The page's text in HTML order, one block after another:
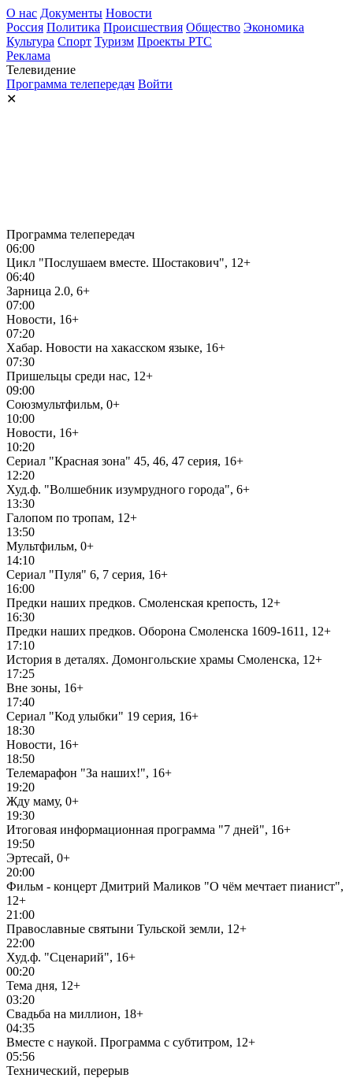
О нас Документы Новости
Россия Политика Происшествия Общество Экономика
Культура Спорт Туризм Проекты РТС
Реклама
Телевидение
Программа телепередач Войти
✕
Программа телепередач
06:00
Цикл "Послушаем вместе. Шостакович", 12+
06:40
Зарница 2.0, 6+
07:00
Новости, 16+
07:20
Хабар. Новости на хакасском языке, 16+
07:30
Пришельцы среди нас, 12+
09:00
Союзмультфильм, 0+
10:00
Новости, 16+
10:20
Сериал "Красная зона" 45, 46, 47 серия, 16+
12:20
Худ.ф. "Волшебник изумрудного города", 6+
13:30
Галопом по тропам, 12+
13:50
Мультфильм, 0+
14:10
Сериал "Пуля" 6, 7 серия, 16+
16:00
Предки наших предков. Смоленская крепость, 12+
16:30
Предки наших предков. Оборона Смоленска 1609-1611, 12+
17:10
История в деталях. Домонгольские храмы Смоленска, 12+
17:25
Вне зоны, 16+
17:40
Сериал "Код улыбки" 19 серия, 16+
18:30
Новости, 16+
18:50
Телемарафон "За наших!", 16+
19:20
Жду маму, 0+
19:30
Итоговая информационная программа "7 дней", 16+
19:50
Эртесай, 0+
20:00
Фильм - концерт Дмитрий Маликов "О чём мечтает пианист",
12+
21:00
Православные святыни Тульской земли, 12+
22:00
Худ.ф. "Сценарий", 16+
00:20
Тема дня, 12+
03:20
Свадьба на миллион, 18+
04:35
Вместе с наукой. Программа с субтитром, 12+
05:56
Технический, перерыв